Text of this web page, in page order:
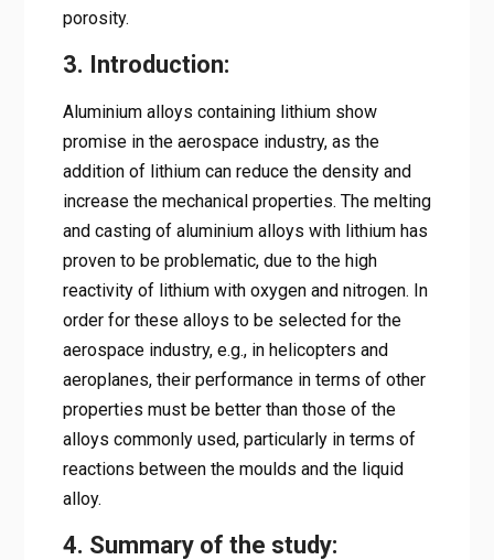
porosity.
3. Introduction:
Aluminium alloys containing lithium show
promise in the aerospace industry, as the
addition of lithium can reduce the density and
increase the mechanical properties. The melting
and casting of aluminium alloys with lithium has
proven to be problematic, due to the high
reactivity of lithium with oxygen and nitrogen. In
order for these alloys to be selected for the
aerospace industry, e.g., in helicopters and
aeroplanes, their performance in terms of other
properties must be better than those of the
alloys commonly used, particularly in terms of
reactions between the moulds and the liquid
alloy.
4. Summary of the study: